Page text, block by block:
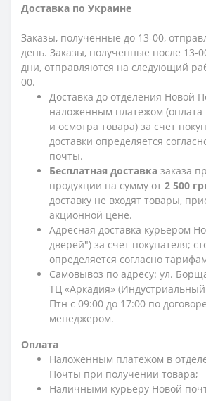
Доставка по Украине
Заказы, полученные до 13-00,
день. Заказы, полученные после 13-
дни, отправляются на следующий
00.
Доставка до отделения Новой
наложенным платежом (оплата
и осмотра товара) за счет
доставки определяется
почты.
Бесплатная доставка заказа
продукции на сумму от 2 500
доставку не входят товары,
акционной цене.
Адресная доставка курьером
дверей") за счет покупателя;
определяется согласно
Самовывоз по адресу: ул.
ТЦ «Аркадия»
Птн с 09:00 до 17:00 по
менеджером.
Оплата
Наложенным платежом в
Почты при получении товара;
Наличными курьеру Новой